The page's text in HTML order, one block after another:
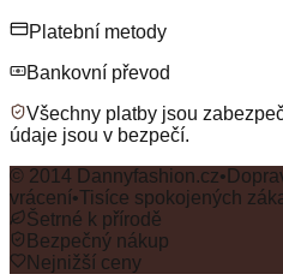
Platební metody
Bankovní převod
Všechny platby jsou
údaje jsou v bezpečí.
© 2014 Dannyfashion.cz•
vrácení•Tisíce spokojených
Šetrné k přírodě
Bezpečný nákup
Nejnižší ceny